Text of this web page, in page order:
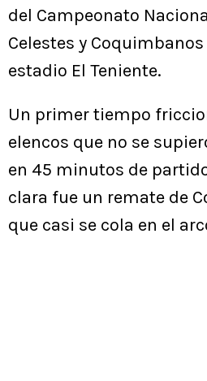
del Campeonato
Celestes y
estadio El Teniente.
Un primer tiempo
elencos que no se
en 45 minutos de
clara fue un remate de
que casi se cola en el